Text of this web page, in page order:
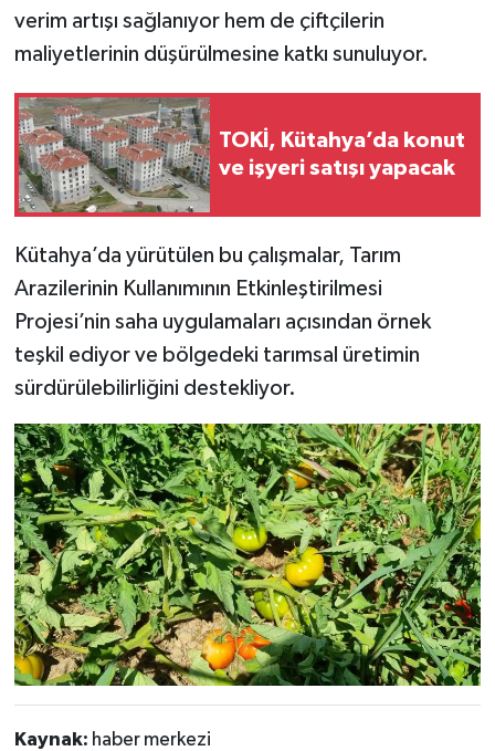
verim artışı sağlanıyor hem de çiftçilerin
maliyetlerinin düşürülmesine katkı sunuluyor.
TOKİ, Kütahya’da konut
ve işyeri satışı yapacak
Kütahya’da yürütülen bu çalışmalar, Tarım
Arazilerinin Kullanımının Etkinleştirilmesi
Projesi’nin saha uygulamaları açısından örnek
teşkil ediyor ve bölgedeki tarımsal üretimin
sürdürülebilirliğini destekliyor.
Kaynak: haber merkezi